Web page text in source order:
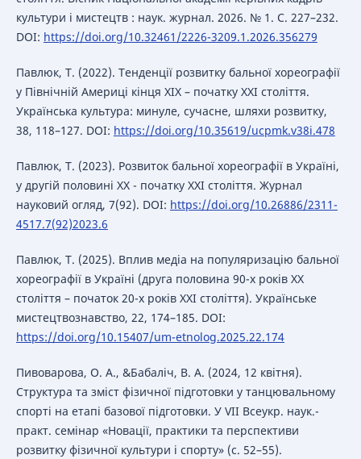
культури і мистецтв : наук. журнал. 2026. № 1. С. 227–232.
DOI: https://doi.org/10.32461/2226-3209.1.2026.356279
Павлюк, Т. (2022). Тенденції розвитку бальної хореографії
у Північній Америці кінця XIX – початку XXI століття.
Українська культура: минуле, сучасне, шляхи розвитку,
38, 118–127. DOI: https://doi.org/10.35619/ucpmk.v38i.478
Павлюк, Т. (2023). Розвиток бальної хореографії в Україні,
у другій половині ХХ - початку ХХІ століття. Журнал
науковий огляд, 7(92). DOI: https://doi.org/10.26886/2311-
4517.7(92)2023.6
Павлюк, Т. (2025). Вплив медіа на популяризацію бальної
хореографії в Україні (друга половина 90-х років ХХ
століття – початок 20-х років ХХІ століття). Українське
мистецтвознавство, 22, 174–185. DOI:
https://doi.org/10.15407/um-etnolog.2025.22.174
Пивоварова, О. А., &Бабаліч, В. А. (2024, 12 квітня).
Структура та зміст фізичної підготовки у танцювальному
спорті на етапі базової підготовки. У VII Всеукр. наук.-
практ. семінар «Новації, практики та перспективи
розвитку фізичної культури і спорту» (с. 52–55).